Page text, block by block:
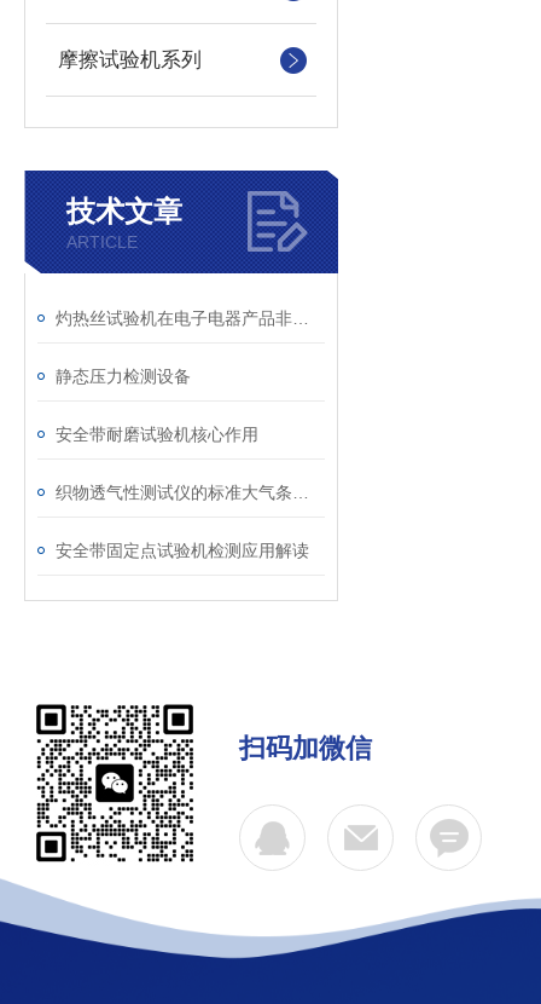
摩擦试验机系列
技术文章
ARTICLE
静态压力检测设备
安全带耐磨试验机核心作用
安全带固定点试验机检测应用解读
扫码加微信